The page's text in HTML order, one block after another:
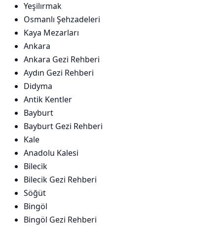
Yeşilırmak
Osmanlı Şehzadeleri
Kaya Mezarları
Ankara
Ankara Gezi Rehberi
Aydın Gezi Rehberi
Didyma
Antik Kentler
Bayburt
Bayburt Gezi Rehberi
Kale
Anadolu Kalesi
Bilecik
Bilecik Gezi Rehberi
Söğüt
Bingöl
Bingöl Gezi Rehberi